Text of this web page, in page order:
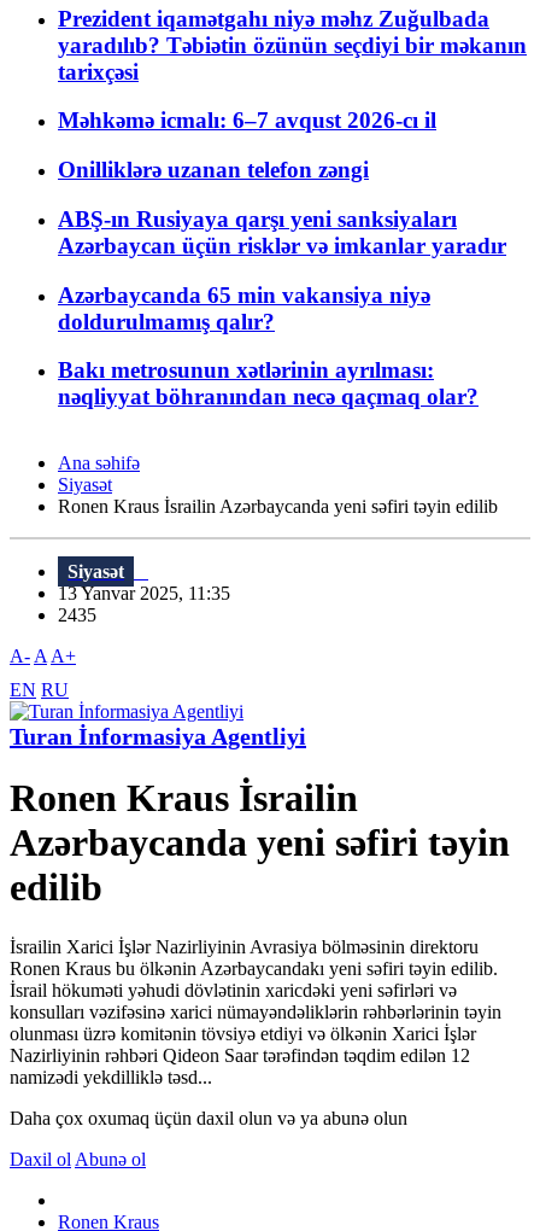
Prezident iqamətgahı niyə məhz Zuğulbada
yaradılıb? Təbiətin özünün seçdiyi bir məkanın
tarixçəsi
Məhkəmə icmalı: 6–7 avqust 2026-cı il
Onilliklərə uzanan telefon zəngi
ABŞ-ın Rusiyaya qarşı yeni sanksiyaları
Azərbaycan üçün risklər və imkanlar yaradır
Azərbaycanda 65 min vakansiya niyə
doldurulmamış qalır?
Bakı metrosunun xətlərinin ayrılması:
nəqliyyat böhranından necə qaçmaq olar?
Ana səhifə
Siyasət
Ronen Kraus İsrailin Azərbaycanda yeni səfiri təyin edilib
Siyasət
13 Yanvar 2025, 11:35
2435
A- A A+
EN RU
Turan İnformasiya Agentliyi
Ronen Kraus İsrailin
Azərbaycanda yeni səfiri təyin
edilib
İsrailin Xarici İşlər Nazirliyinin Avrasiya bölməsinin direktoru
Ronen Kraus bu ölkənin Azərbaycandakı yeni səfiri təyin edilib.
İsrail hökuməti yəhudi dövlətinin xaricdəki yeni səfirləri və
konsulları vəzifəsinə xarici nümayəndəliklərin rəhbərlərinin təyin
olunması üzrə komitənin tövsiyə etdiyi və ölkənin Xarici İşlər
Nazirliyinin rəhbəri Qideon Saar tərəfindən təqdim edilən 12
namizədi yekdilliklə təsd...
Daha çox oxumaq üçün daxil olun və ya abunə olun
Daxil ol Abunə ol
Ronen Kraus